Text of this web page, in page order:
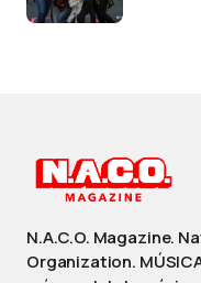
N.A.C.O. Magazine.
Organization.